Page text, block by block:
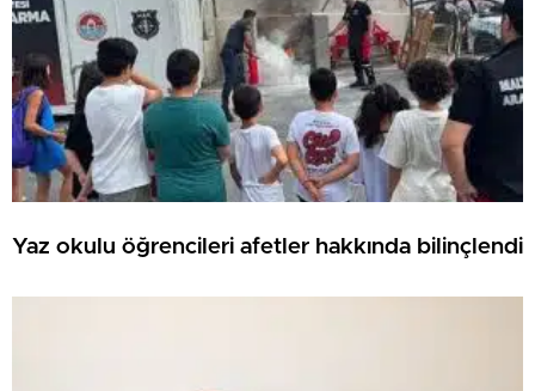
Yaz okulu öğrencileri afetler hakkında bilinçlendi